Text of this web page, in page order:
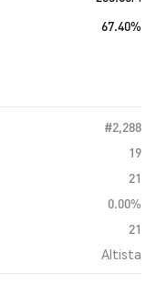
67.40%
#2,288
19
21
0.00%
21
Altista